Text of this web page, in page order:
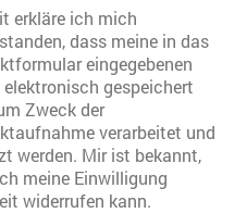
erkläre ich mich
dass meine in das
eingegebenen
elektronisch gespeichert
Zweck der
verarbeitet und
Mir ist bekannt,
meine Einwilligung
widerrufen kann.